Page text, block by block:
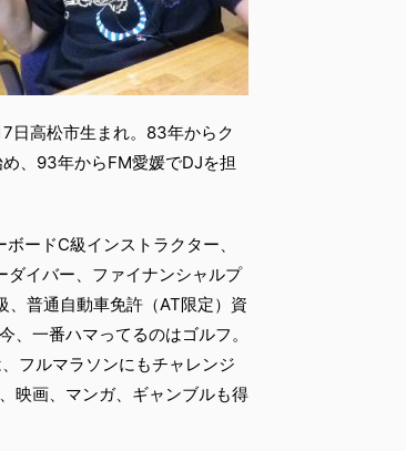
日高松市生まれ。83年からク
、93年からFM愛媛でDJを担
ードC級インストラクター、
ダイバー、ファイナンシャルプ
、普通自動車免許（AT限定）資
、一番ハマってるのはゴルフ。
フルマラソンにもチャレンジ
映画、マンガ、ギャンブルも得